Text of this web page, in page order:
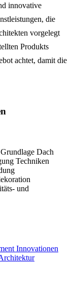
innovative
die
vorgelegt
Produkts
achtet, damit die
werden.
auf der
die
Grundlage Dach
Techniken
und
Innovationen